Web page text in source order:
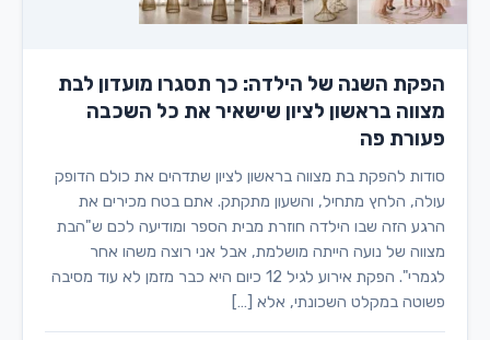
הפקת השנה של הילדה: כך תסגרו מועדון לבת
מצווה בראשון לציון שישאיר את כל השכבה
פעורת פה
סודות להפקת בת מצווה בראשון לציון שתדהים את כולם הדופק
עולה, הלחץ מתחיל, והשעון מתקתק. אתם בטח מכירים את
הרגע הזה שבו הילדה חוזרת מבית הספר ומודיעה לכם ש"הבת
מצווה של נועה הייתה מושלמת, אבל אני רוצה משהו אחר
לגמרי". הפקת אירוע לגיל 12 כיום היא כבר מזמן לא עוד מסיבה
פשוטה במקלט השכונתי, אלא […]